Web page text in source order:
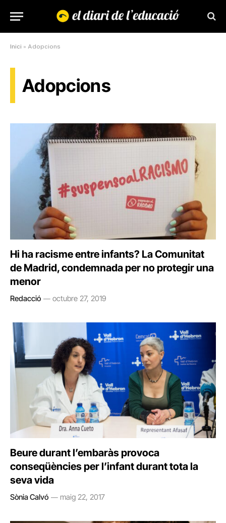
Inici » Adopcions
Adopcions
Hi ha racisme entre infants? La Comunitat
de Madrid, condemnada per no protegir una
menor
Redacció octubre 27, 2019
Beure durant l’embaràs provoca
conseqüències per l’infant durant tota la
seva vida
Sònia Calvó maig 22, 2017